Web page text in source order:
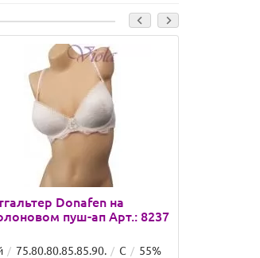
Donafen на
пуш-ап Арт.: 8237
75.80.80.85.85.90. C
55%